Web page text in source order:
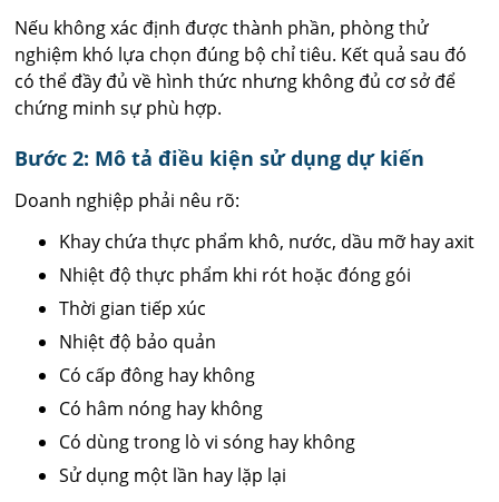
Nếu không xác định được thành phần, phòng thử
nghiệm khó lựa chọn đúng bộ chỉ tiêu. Kết quả sau đó
có thể đầy đủ về hình thức nhưng không đủ cơ sở để
chứng minh sự phù hợp.
Bước 2: Mô tả điều kiện sử dụng dự kiến
Doanh nghiệp phải nêu rõ:
Khay chứa thực phẩm khô, nước, dầu mỡ hay axit
Nhiệt độ thực phẩm khi rót hoặc đóng gói
Thời gian tiếp xúc
Nhiệt độ bảo quản
Có cấp đông hay không
Có hâm nóng hay không
Có dùng trong lò vi sóng hay không
Sử dụng một lần hay lặp lại